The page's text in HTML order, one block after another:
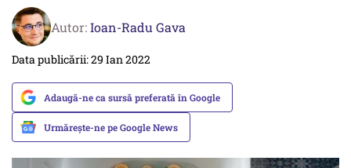
Autor:Ioan-Radu Gava
Data publicării: 29 Ian 2022
Adaugă-ne ca sursă preferată în Google
Urmărește-ne pe Google News